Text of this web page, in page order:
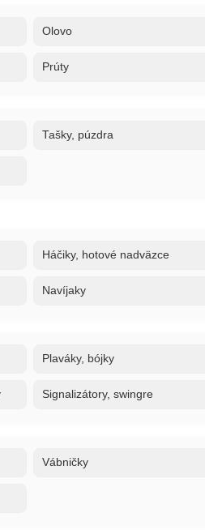
Olovo
Prúty
Tašky, púzdra
Háčiky, hotové nadväzce
Navíjaky
Plaváky, bójky
Signalizátory, swingre
Vábničky